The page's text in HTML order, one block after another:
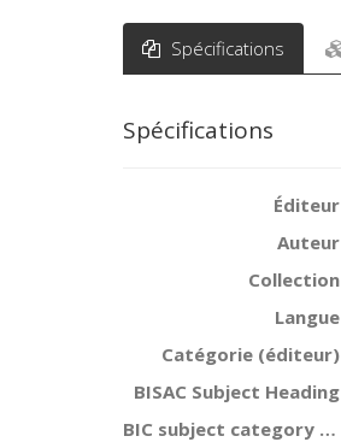
Spécifications
Spécifications
Éditeur
Auteur
Collection
Langue
Catégorie (éditeur)
BISAC Subject Heading
BIC subject category (UK)